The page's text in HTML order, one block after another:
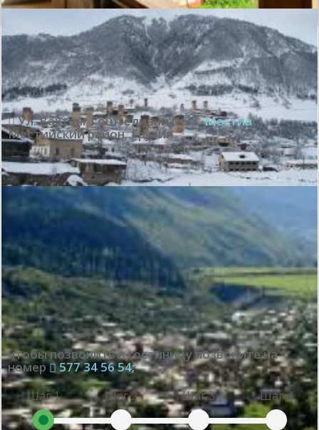
Великолепно:
10
Показать все отзывы
Ул. Вахтанг Гоштелиани №23,Местиа,
Местийский район,Грузия
чтобы позвонить в гостиницу позвоните на
номер 577 34 56 54;
Шаг 1 Шаг 2 Шаг 3 Шаг 4